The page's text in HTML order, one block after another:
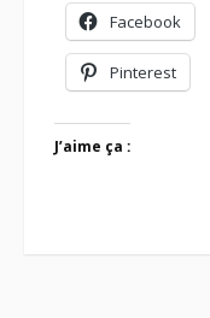
Facebook
Pinterest
J’aime ça :